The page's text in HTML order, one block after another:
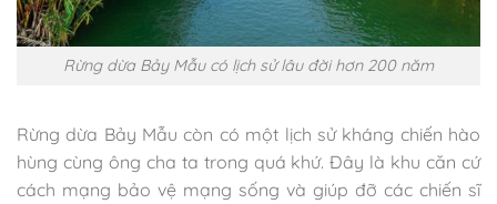
Rừng dừa Bảy Mẫu có lịch sử lâu đời hơn 200 năm
Rừng dừa Bảy Mẫu còn có một lịch sử kháng chiến hào
hùng cùng ông cha ta trong quá khứ. Đây là khu căn cứ
cách mạng bảo vệ mạng sống và giúp đỡ các chiến sĩ